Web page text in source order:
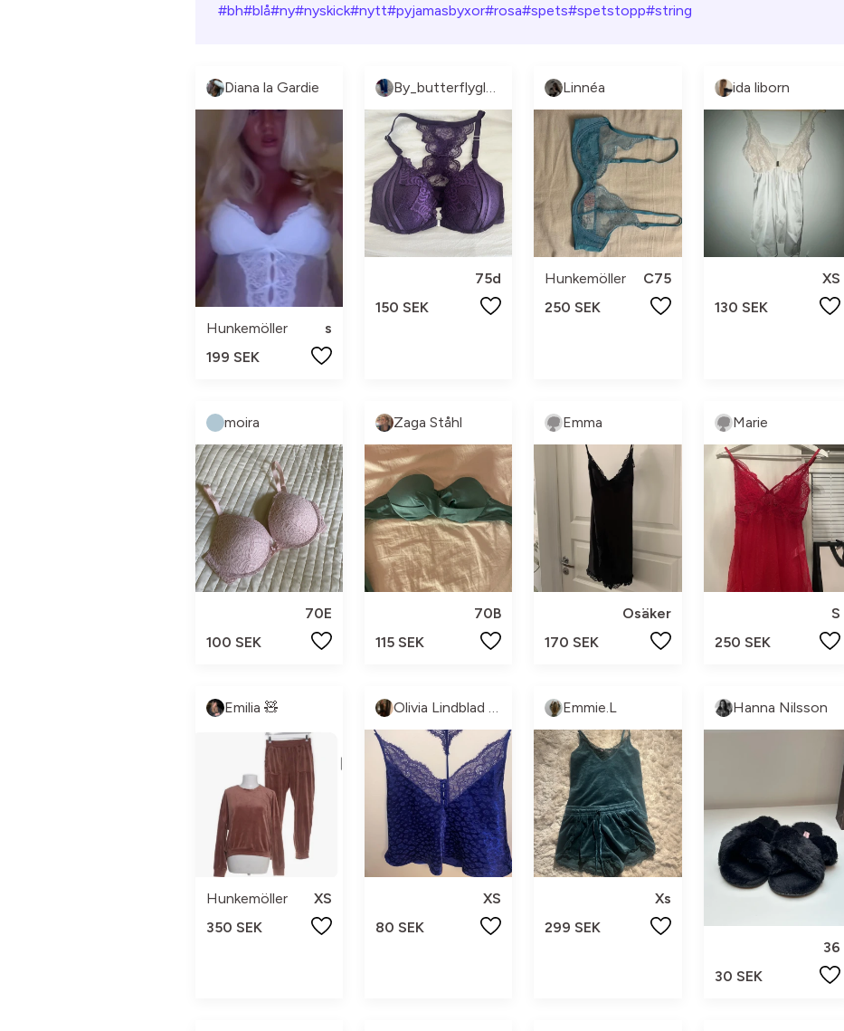
#bh#blå#ny#nyskick#nytt#pyjamasbyxor#rosa#spets#spetstopp#string
Diana la Gardie
Hunkemöller
s
199 SEK
By_butterflygloss
75d
150 SEK
Linnéa
Hunkemöller
C75
250 SEK
ida liborn
XS
130 SEK
moira
70E
100 SEK
Zaga Ståhl
70B
115 SEK
Emma
Osäker
170 SEK
Marie
S
250 SEK
Emilia 🧸
Hunkemöller
XS
350 SEK
XS
80 SEK
Emmie.L
Xs
299 SEK
Hanna Nilsson
36
30 SEK